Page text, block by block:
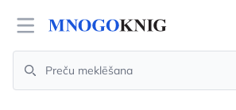
Open menu
Search